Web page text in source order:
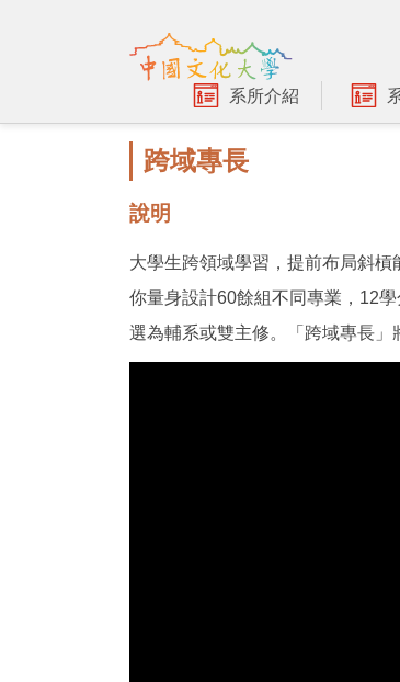
內
系所介紹
跨域專長
說明
大學生跨領域學習，提前布局斜
你量身設計60餘組不同專業，12
選為輔系或雙主修。「跨域專長」